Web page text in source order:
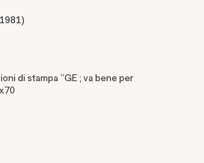
di stampa "GE ; va bene per